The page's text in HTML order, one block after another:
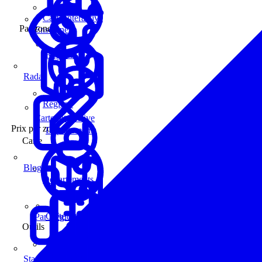
Enseignes
Carte interactive
Prix par zone
Par Région
Régions
Départements
Carte
Carte interactive
Outils
Carte interactive
Par zone
Régions
Départements
Radar
Blog
Statistiques